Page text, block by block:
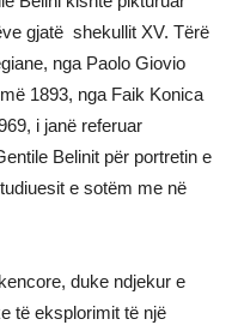
gjatë shekullit XV. Tërë
nga Paolo Giovio
1893, nga Faik Konica
i janë referuar
Belinit për portretin e
e sotëm me në
duke ndjekur e
të eksplorimit të një